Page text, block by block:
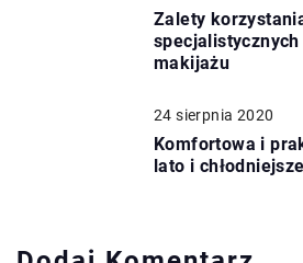
Zalety
makijażu
24 sierpnia 2020
Komfortowa i
lato i